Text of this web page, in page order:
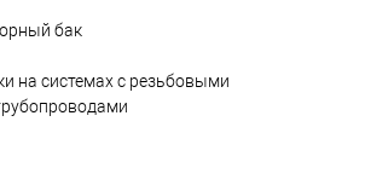
бак
на системах с резьбовыми